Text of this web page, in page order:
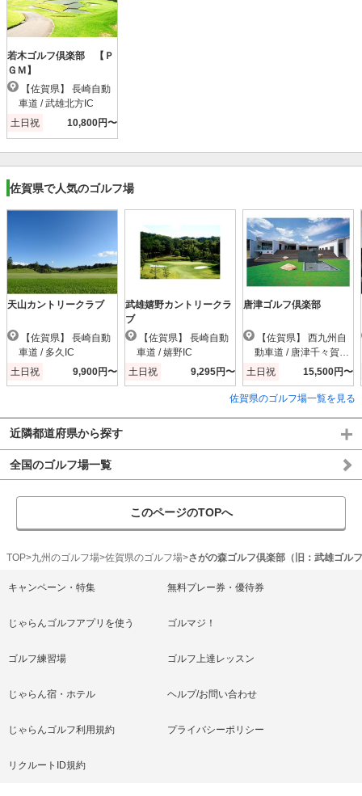
若木ゴルフ倶楽部 【Ｐ
ＧＭ】
車道 / 武雄北方IC
土日祝
10,800円〜
佐賀県で人気のゴルフ場
天山カントリークラブ
車道 / 多久IC
土日祝
9,900円〜
武雄嬉野カントリークラ
ブ
車道 / 嬉野IC
土日祝
9,295円〜
唐津ゴルフ倶楽部
動車道 / 唐津千々賀山
田IC
土日祝 15,500円〜
佐賀県のゴルフ場一覧を見る
近隣都道府県から探す
全国のゴルフ場一覧
このページのTOPへ
TOP 九州のゴルフ場 佐賀県のゴルフ場 さがの森ゴルフ倶楽部（旧：武雄ゴル
キャンペーン・特集 無料プレー券・優待券
じゃらんゴルフアプリを使う ゴルマジ！
ゴルフ練習場 ゴルフ上達レッスン
じゃらん宿・ホテル ヘルプ/お問い合わせ
じゃらんゴルフ利用規約 プライバシーポリシー
リクルートID規約